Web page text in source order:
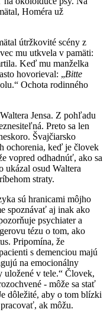
Homéra už
útržkovité scény z
mu utkvela v pamäti:
Keď mu manželka
hovorieval: „Bitte
Ochota rodinného
Jensa. Z pohľadu
Preto sa len
Švajčiarsko
ochorenia, keď je človek
vopred odhadnúť, ako sa
ukázal osud Waltera
straty.
sú hranicami môjho
spoznávať aj inak ako
psychiater a
tézu o tom, ako
Pripomína, že
s demenciou majú
na emocionálny
v tele.“ Človek,
- môže sa stať
dôležité, aby o tom blízki
ak môžu.